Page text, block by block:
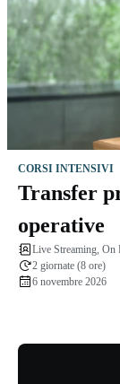
CORSI INTENSIVI
Transfer
operative
Live Streaming, On
2 giornate (8 ore)
6 novembre 2026